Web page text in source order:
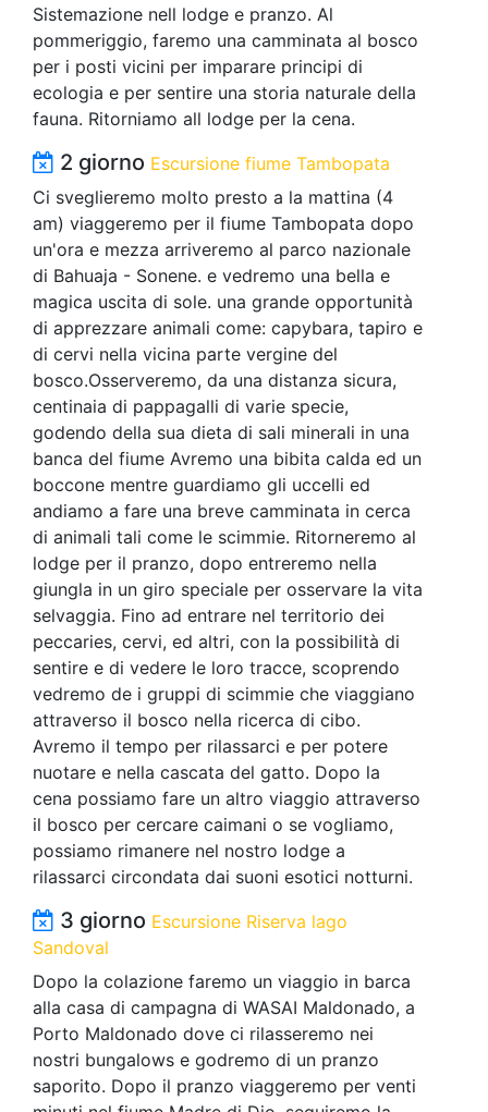
Sistemazione nell lodge e pranzo. Al
pommeriggio, faremo una camminata al bosco
per i posti vicini per imparare principi di
ecologia e per sentire una storia naturale della
fauna. Ritorniamo all lodge per la cena.
2 giorno Escursione fiume Tambopata
Ci sveglieremo molto presto a la mattina (4
am) viaggeremo per il fiume Tambopata dopo
un'ora e mezza arriveremo al parco nazionale
di Bahuaja - Sonene. e vedremo una bella e
magica uscita di sole. una grande opportunità
di apprezzare animali come: capybara, tapiro e
di cervi nella vicina parte vergine del
bosco.Osserveremo, da una distanza sicura,
centinaia di pappagalli di varie specie,
godendo della sua dieta di sali minerali in una
banca del fiume Avremo una bibita calda ed un
boccone mentre guardiamo gli uccelli ed
andiamo a fare una breve camminata in cerca
di animali tali come le scimmie. Ritorneremo al
lodge per il pranzo, dopo entreremo nella
giungla in un giro speciale per osservare la vita
selvaggia. Fino ad entrare nel territorio dei
peccaries, cervi, ed altri, con la possibilità di
sentire e di vedere le loro tracce, scoprendo
vedremo de i gruppi di scimmie che viaggiano
attraverso il bosco nella ricerca di cibo.
Avremo il tempo per rilassarci e per potere
nuotare e nella cascata del gatto. Dopo la
cena possiamo fare un altro viaggio attraverso
il bosco per cercare caimani o se vogliamo,
possiamo rimanere nel nostro lodge a
rilassarci circondata dai suoni esotici notturni.
3 giorno Escursione Riserva lago
Sandoval
Dopo la colazione faremo un viaggio in barca
alla casa di campagna di WASAI Maldonado, a
Porto Maldonado dove ci rilasseremo nei
nostri bungalows e godremo di un pranzo
saporito. Dopo il pranzo viaggeremo per venti